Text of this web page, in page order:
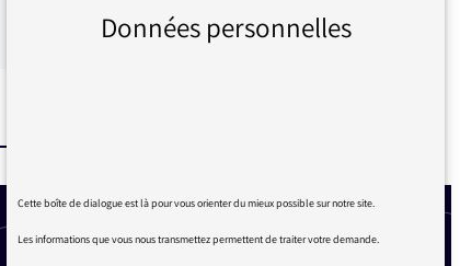
Données personnelles
Cette boîte de dialogue est là pour vous orienter du mieux possible sur notre site.
Les informations que vous nous transmettez permettent de traiter votre demande.